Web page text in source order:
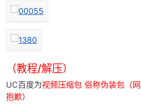
（教程/解压）
UC百度为视频压缩包 俗称伪装包（
抱歉）